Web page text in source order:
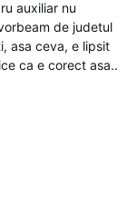
auxiliar nu
de judetul
asa ceva, e lipsit
ca e corect asa..